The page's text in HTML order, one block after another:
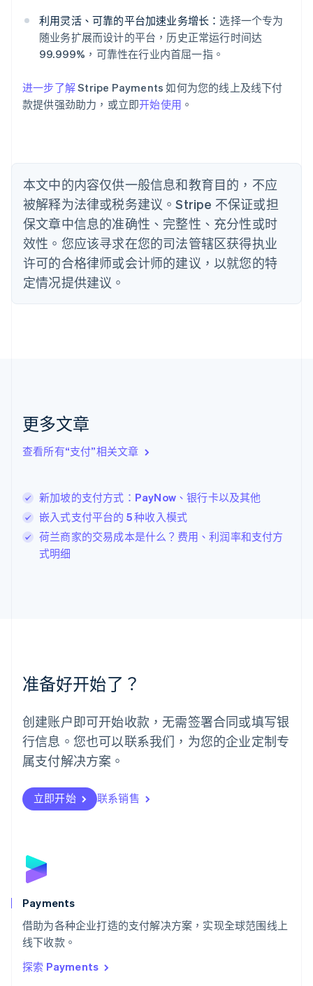
利用灵活、可靠的平台加速业务增长：选择一个专为
随业务扩展而设计的平台，历史正常运行时间达
99.999%，可靠性在行业内首屈一指。
进一步了解Stripe Payments 如何为您的线上及线下付
款提供强劲助力，或立即开始使用 。
本文中的内容仅供一般信息和教育目的，不应
被解释为法律或税务建议。Stripe 不保证或担
保文章中信息的准确性、完整性、充分性或时
效性。您应该寻求在您的司法管辖区获得执业
许可的合格律师或会计师的建议，以就您的特
定情况提供建议。
更多文章
查看所有“支付”相关文章
新加坡的支付方式：PayNow、银行卡以及其他
嵌入式支付平台的 5 种收入模式
荷兰商家的交易成本是什么？费用、利润率和支付方
式明细
准备好开始了？
创建账户即可开始收款，无需签署合同或填写银
行信息。您也可以联系我们，为您的企业定制专
属支付解决方案。
立即开始 联系销售
Payments
借助为各种企业打造的支付解决方案，实现全球范围线上
线下收款。
探索 Payments
English
奥地利
Deutsch English
澳大利亚
巴西
PortuguêsEnglish
English
丹麦
English
德国
DeutschEnglish
法国
FrançaisEnglish
芬兰
EnglishSvenska
English Italiano
拉脱维亚
立陶宛
DeutschEnglish
卢森堡
Français DeutschEnglish
罗马尼亚
English
挪威
葡萄牙
Português English
日本
日本語English
瑞典
瑞士
DeutschFrançais
English
斯洛文尼亚
泰国
ไทยEnglish
希腊
English
西班牙